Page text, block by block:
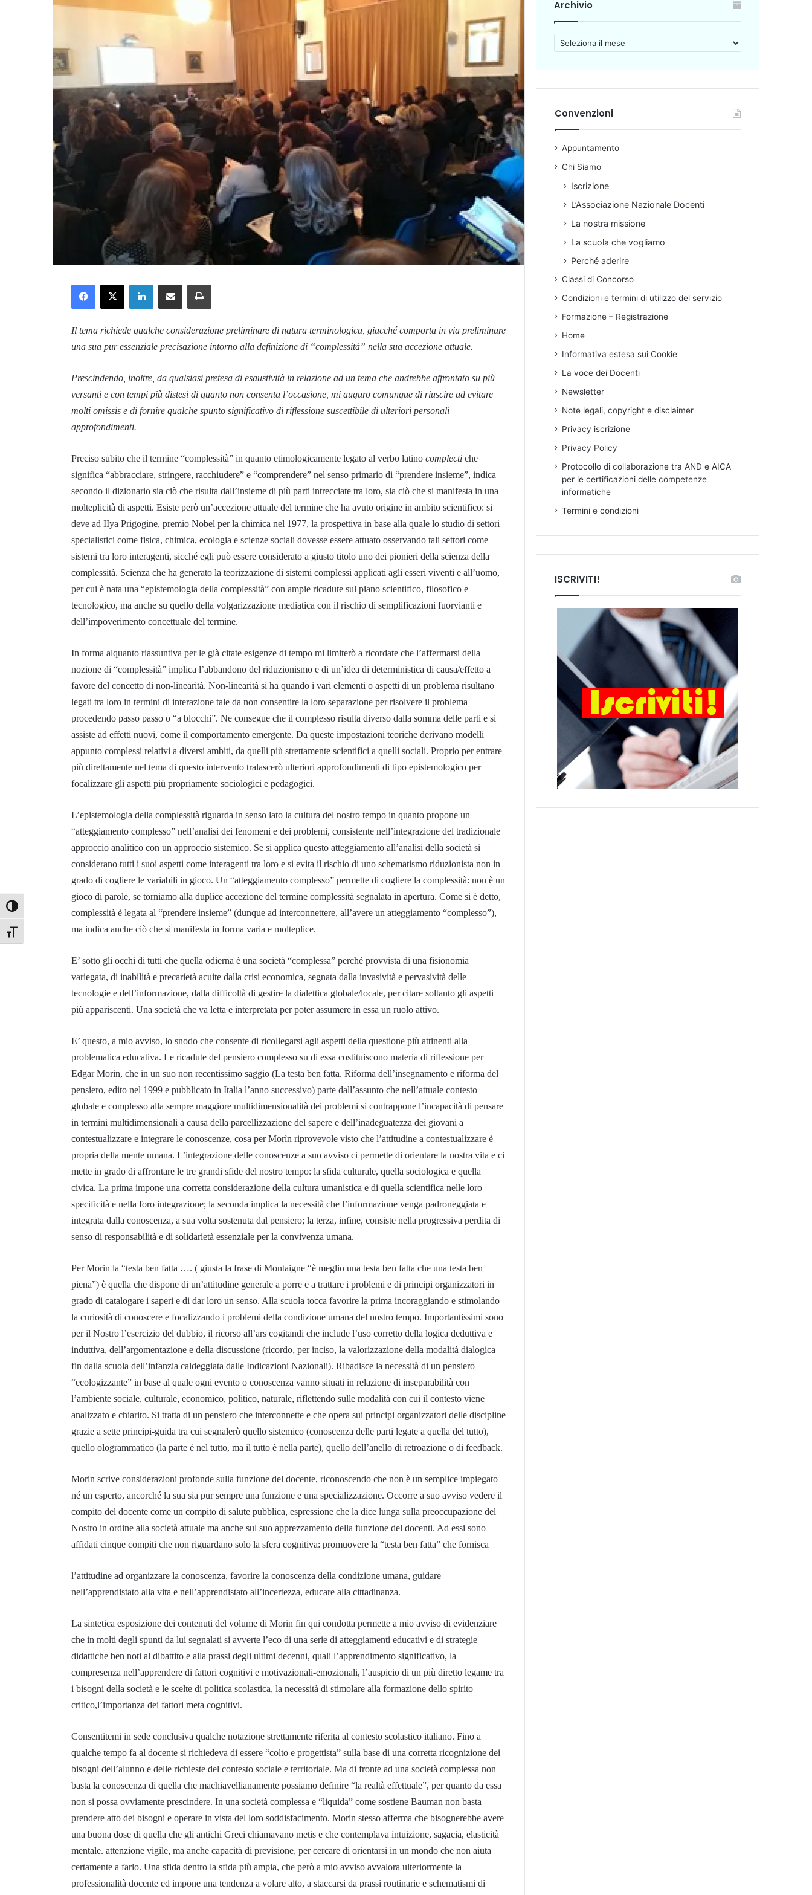
Attiva/disattiva alto contrasto
Attiva/disattiva dimensione testo
Il tema richiede qualche considerazione preliminare di natura terminologica, giacché comporta in via preliminare
una sua pur essenziale precisazione intorno alla definizione di “complessità” nella sua accezione attuale.
Prescindendo, inoltre, da qualsiasi pretesa di esaustività in relazione ad un tema che andrebbe affrontato su più
versanti e con tempi più distesi di quanto non consenta l’occasione, mi auguro comunque di riuscire ad evitare
molti omissis e di fornire qualche spunto significativo di riflessione suscettibile di ulteriori personali
approfondimenti.
Preciso subito che il termine “complessità” in quanto etimologicamente legato al verbo latino complecti che
significa “abbracciare, stringere, racchiudere” e “comprendere” nel senso primario di “prendere insieme”, indica
secondo il dizionario sia ciò che risulta dall’insieme di più parti intrecciate tra loro, sia ciò che si manifesta in una
molteplicità di aspetti. Esiste però un’accezione attuale del termine che ha avuto origine in ambito scientifico: si
deve ad IIya Prigogine, premio Nobel per la chimica nel 1977, la prospettiva in base alla quale lo studio di settori
specialistici come fisica, chimica, ecologia e scienze sociali dovesse essere attuato osservando tali settori come
sistemi tra loro interagenti, sicché egli può essere considerato a giusto titolo uno dei pionieri della scienza della
complessità. Scienza che ha generato la teorizzazione di sistemi complessi applicati agli esseri viventi e all’uomo,
per cui è nata una “epistemologia della complessità” con ampie ricadute sul piano scientifico, filosofico e
tecnologico, ma anche su quello della volgarizzazione mediatica con il rischio di semplificazioni fuorvianti e
dell’impoverimento concettuale del termine.
In forma alquanto riassuntiva per le già citate esigenze di tempo mi limiterò a ricordate che l’affermarsi della
nozione di “complessità” implica l’abbandono del riduzionismo e di un’idea di deterministica di causa/effetto a
favore del concetto di non-linearità. Non-linearità si ha quando i vari elementi o aspetti di un problema risultano
legati tra loro in termini di interazione tale da non consentire la loro separazione per risolvere il problema
procedendo passo passo o “a blocchi”. Ne consegue che il complesso risulta diverso dalla somma delle parti e si
assiste ad effetti nuovi, come il comportamento emergente. Da queste impostazioni teoriche derivano modelli
appunto complessi relativi a diversi ambiti, da quelli più strettamente scientifici a quelli sociali. Proprio per entrare
più direttamente nel tema di questo intervento tralascerò ulteriori approfondimenti di tipo epistemologico per
focalizzare gli aspetti più propriamente sociologici e pedagogici.
L’epistemologia della complessità riguarda in senso lato la cultura del nostro tempo in quanto propone un
“atteggiamento complesso” nell’analisi dei fenomeni e dei problemi, consistente nell’integrazione del tradizionale
approccio analitico con un approccio sistemico. Se si applica questo atteggiamento all’analisi della società si
considerano tutti i suoi aspetti come interagenti tra loro e si evita il rischio di uno schematismo riduzionista non in
grado di cogliere le variabili in gioco. Un “atteggiamento complesso” permette di cogliere la complessità: non è un
gioco di parole, se torniamo alla duplice accezione del termine complessità segnalata in apertura. Come si è detto,
complessità è legata al “prendere insieme” (dunque ad interconnettere, all’avere un atteggiamento “complesso”),
ma indica anche ciò che si manifesta in forma varia e molteplice.
E’ sotto gli occhi di tutti che quella odierna è una società “complessa” perché provvista di una fisionomia
variegata, di inabilità e precarietà acuite dalla crisi economica, segnata dalla invasività e pervasività delle
tecnologie e dell’informazione, dalla difficoltà di gestire la dialettica globale/locale, per citare soltanto gli aspetti
più appariscenti. Una società che va letta e interpretata per poter assumere in essa un ruolo attivo.
E’ questo, a mio avviso, lo snodo che consente di ricollegarsi agli aspetti della questione più attinenti alla
problematica educativa. Le ricadute del pensiero complesso su di essa costituiscono materia di riflessione per
Edgar Morin, che in un suo non recentissimo saggio (La testa ben fatta. Riforma dell’insegnamento e riforma del
pensiero, edito nel 1999 e pubblicato in Italia l’anno successivo) parte dall’assunto che nell’attuale contesto
globale e complesso alla sempre maggiore multidimensionalità dei problemi si contrappone l’incapacità di pensare
in termini multidimensionali a causa della parcellizzazione del sapere e dell’inadeguatezza dei giovani a
contestualizzare e integrare le conoscenze, cosa per Morìn riprovevole visto che l’attitudine a contestualizzare è
propria della mente umana. L’integrazione delle conoscenze a suo avviso ci permette di orientare la nostra vita e ci
mette in grado di affrontare le tre grandi sfide del nostro tempo: la sfida culturale, quella sociologica e quella
civica. La prima impone una corretta considerazione della cultura umanistica e di quella scientifica nelle loro
specificità e nella foro integrazione; la seconda implica la necessità che l’informazione venga padroneggiata e
integrata dalla conoscenza, a sua volta sostenuta dal pensiero; la terza, infine, consiste nella progressiva perdita di
senso di responsabilità e di solidarietà essenziale per la convivenza umana.
Per Morin la “testa ben fatta …. ( giusta la frase di Montaigne “è meglio una testa ben fatta che una testa ben
piena”) è quella che dispone di un’attitudine generale a porre e a trattare i problemi e di principi organizzatori in
grado di catalogare i saperi e di dar loro un senso. Alla scuola tocca favorire la prima incoraggiando e stimolando
la curiosità di conoscere e focalizzando i problemi della condizione umana del nostro tempo. Importantissimi sono
per il Nostro l’esercizio del dubbio, il ricorso all’ars cogitandi che include l’uso corretto della logica deduttiva e
induttiva, dell’argomentazione e della discussione (ricordo, per inciso, la valorizzazione della modalità dialogica
fin dalla scuola dell’infanzia caldeggiata dalle Indicazioni Nazionali). Ribadisce la necessità di un pensiero
“ecologizzante” in base al quale ogni evento o conoscenza vanno situati in relazione di inseparabilità con
l’ambiente sociale, culturale, economico, politico, naturale, riflettendo sulle modalità con cui il contesto viene
analizzato e chiarito. Si tratta di un pensiero che interconnette e che opera sui principi organizzatori delle discipline
grazie a sette principi-guida tra cui segnalerò quello sistemico (conoscenza delle parti legate a quella del tutto),
quello ologrammatico (la parte è nel tutto, ma il tutto è nella parte), quello dell’anello di retroazione o di feedback.
Morin scrive considerazioni profonde sulla funzione del docente, riconoscendo che non è un semplice impiegato
né un esperto, ancorché la sua sia pur sempre una funzione e una specializzazione. Occorre a suo avviso vedere il
compito del docente come un compito di salute pubblica, espressione che la dice lunga sulla preoccupazione del
Nostro in ordine alla società attuale ma anche sul suo apprezzamento della funzione del docenti. Ad essi sono
affidati cinque compiti che non riguardano solo la sfera cognitiva: promuovere la “testa ben fatta” che fornisca
l’attitudine ad organizzare la conoscenza, favorire la conoscenza della condizione umana, guidare
nell’apprendistato alla vita e nell’apprendistato all’incertezza, educare alla cittadinanza.
La sintetica esposizione dei contenuti del volume di Morin fin qui condotta permette a mio avviso di evidenziare
che in molti degli spunti da lui segnalati si avverte l’eco di una serie di atteggiamenti educativi e di strategie
didattiche ben noti al dibattito e alla prassi degli ultimi decenni, quali l’apprendimento significativo, la
compresenza nell’apprendere di fattori cognitivi e motivazionali-emozionali, l’auspicio di un più diretto legame tra
i bisogni della società e le scelte di politica scolastica, la necessità di stimolare alla formazione dello spirito
critico,l’importanza dei fattori meta cognitivi.
Consentitemi in sede conclusiva qualche notazione strettamente riferita al contesto scolastico italiano. Fino a
qualche tempo fa al docente si richiedeva di essere “colto e progettista” sulla base di una corretta ricognizione dei
bisogni dell’alunno e delle richieste del contesto sociale e territoriale. Ma di fronte ad una società complessa non
basta la conoscenza di quella che machiavellianamente possiamo definire “la realtà effettuale”, per quanto da essa
non si possa ovviamente prescindere. In una società complessa e “liquida” come sostiene Bauman non basta
prendere atto dei bisogni e operare in vista del loro soddisfacimento. Morin stesso afferma che bisognerebbe avere
una buona dose di quella che gli antichi Greci chiamavano metis e che contemplava intuizione, sagacia, elasticità
mentale. attenzione vigile, ma anche capacità di previsione, per cercare di orientarsi in un mondo che non aiuta
certamente a farlo. Una sfida dentro la sfida più ampia, che però a mio avviso avvalora ulteriormente la
professionalità docente ed impone una tendenza a volare alto, a staccarsi da prassi routinarie e schematismi di
Archivio
r
i
i
o
Convenzioni
Appuntamento
Chi Siamo
Iscrizione
L’Associazione Nazionale Docenti
La nostra missione
La scuola che vogliamo
Perché aderire
Classi di Concorso
Condizioni e termini di utilizzo del servizio
Formazione – Registrazione
Home
Informativa estesa sui Cookie
La voce dei Docenti
Newsletter
Note legali, copyright e disclaimer
Privacy iscrizione
Privacy Policy
Protocollo di collaborazione tra AND e AICA
per le certificazioni delle competenze
informatiche
Termini e condizioni
ISCRIVITI!